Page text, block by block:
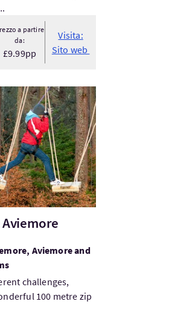
a partire
da:
£9.99pp
Visita:
Sito web
Aviemore
Aviemore and
challenges,
100 metre zip